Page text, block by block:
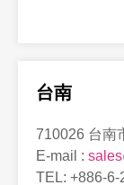
台南
710026 台南
E-mail :
TEL: +886-6-